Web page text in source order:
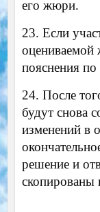
его жюри.
23. Если
пояснения
24. После
будут снова
изменений в
решение и
скопированы